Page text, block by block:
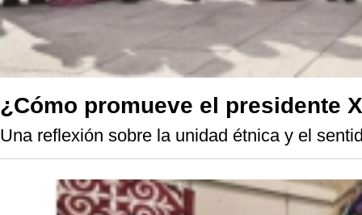
¿Cómo promueve el presidente
Una reflexión sobre la unidad étnica y el